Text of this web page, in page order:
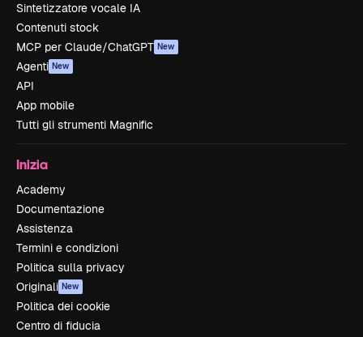
Sintetizzatore vocale IA
Contenuti stock
MCP per Claude/ChatGPT New
Agenti New
API
App mobile
Tutti gli strumenti Magnific
Inizia
Academy
Documentazione
Assistenza
Termini e condizioni
Politica sulla privacy
Originali New
Politica dei cookie
Centro di fiducia